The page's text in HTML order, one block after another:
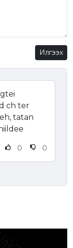
Илгээх
ch ter
tatan
0 0